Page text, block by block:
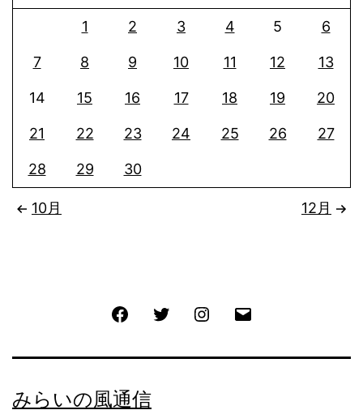
1 2 3 4 5 6
7 8 9 10 11 12 13
14 15 16 17 18 19 20
21 22 23 24 25 26 27
28 29 30
10月 12月
FacebookTwitter Instagram
みらいの風通信